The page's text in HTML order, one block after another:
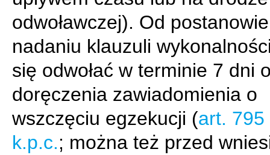
odwoławczej). Od
nadaniu klauzuli
się odwołać w terminie 7 dni
doręczenia zawiadomienia o
wszczęciu egzekucji (art. 795
k.p.c.; można też przed